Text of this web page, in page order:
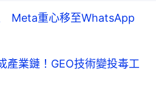
Meta重心移至WhatsApp
產業鏈！GEO技術變投毒工